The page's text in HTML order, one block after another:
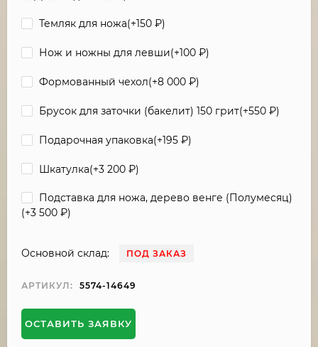
Темляк для ножа(+150 ₽)
Нож и ножны для левши(+100 ₽)
Формованный чехол(+8 000 ₽)
Брусок для заточки (бакелит) 150 грит(+550 ₽)
Подарочная упаковка(+195 ₽)
Шкатулка(+3 200 ₽)
Подставка для ножа, дерево венге (Полумесяц)
(+3 500 ₽)
Основной склад: ПОД ЗАКАЗ
АРТИКУЛ: 5574-14649
ОСТАВИТЬ ЗАЯВКУ